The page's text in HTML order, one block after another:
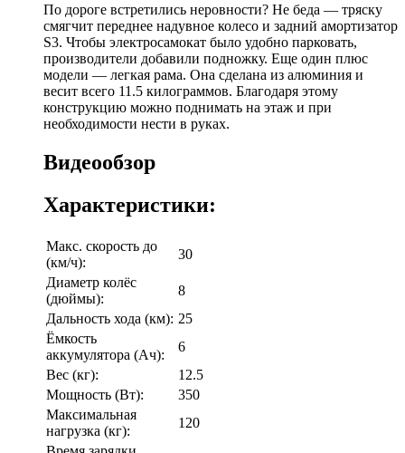
По дороге встретились неровности? Не беда — тряску
смягчит переднее надувное колесо и задний амортизатор
S3. Чтобы электросамокат было удобно парковать,
производители добавили подножку. Еще один плюс
модели — легкая рама. Она сделана из алюминия и
весит всего 11.5 килограммов. Благодаря этому
конструкцию можно поднимать на этаж и при
необходимости нести в руках.
Видеообзор
Характеристики:
Макс. скорость до
(км/ч):
30
Диаметр колёс
(дюймы):
8
Дальность хода (км): 25
Ёмкость
аккумулятора (Ач):
6
Вес (кг):
12.5
Мощность (Вт):
350
Максимальная
нагрузка (кг):
120